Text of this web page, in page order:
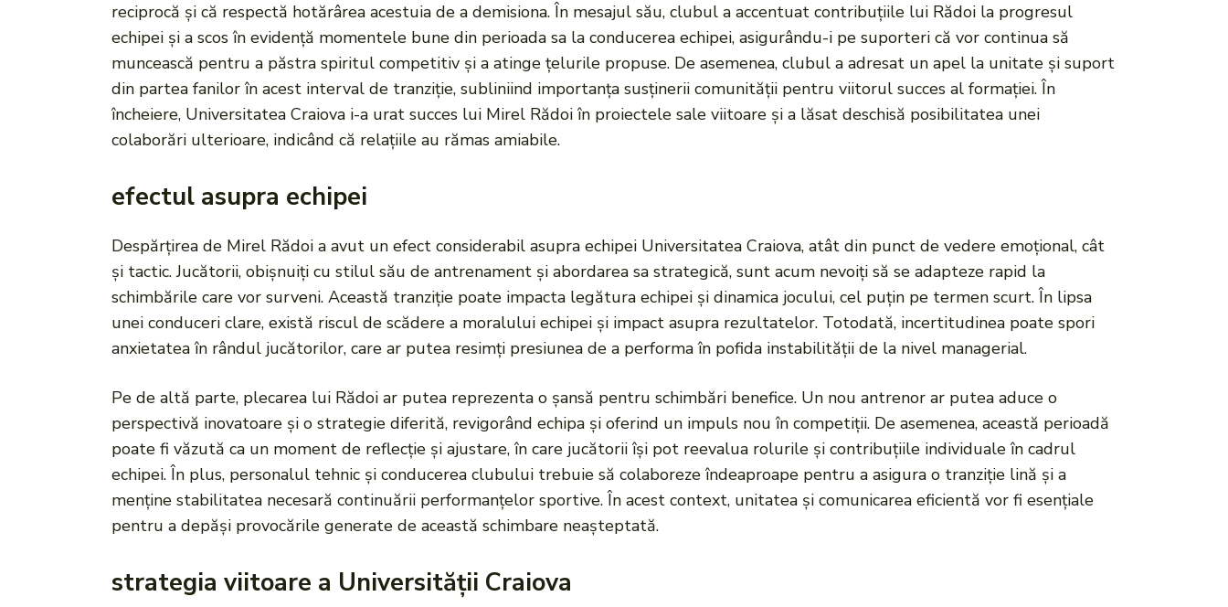
reciprocă și că respectă hotărârea acestuia de a demisiona. În mesajul său, clubul a accentuat contribuțiile lui Rădoi la progresul
echipei și a scos în evidență momentele bune din perioada sa la conducerea echipei, asigurându-i pe suporteri că vor continua să
muncească pentru a păstra spiritul competitiv și a atinge țelurile propuse. De asemenea, clubul a adresat un apel la unitate și suport
din partea fanilor în acest interval de tranziție, subliniind importanța susținerii comunității pentru viitorul succes al formației. În
încheiere, Universitatea Craiova i-a urat succes lui Mirel Rădoi în proiectele sale viitoare și a lăsat deschisă posibilitatea unei
colaborări ulterioare, indicând că relațiile au rămas amiabile.
efectul asupra echipei
Despărțirea de Mirel Rădoi a avut un efect considerabil asupra echipei Universitatea Craiova, atât din punct de vedere emoțional, cât
și tactic. Jucătorii, obișnuiți cu stilul său de antrenament și abordarea sa strategică, sunt acum nevoiți să se adapteze rapid la
schimbările care vor surveni. Această tranziție poate impacta legătura echipei și dinamica jocului, cel puțin pe termen scurt. În lipsa
unei conduceri clare, există riscul de scădere a moralului echipei și impact asupra rezultatelor. Totodată, incertitudinea poate spori
anxietatea în rândul jucătorilor, care ar putea resimți presiunea de a performa în pofida instabilității de la nivel managerial.
Pe de altă parte, plecarea lui Rădoi ar putea reprezenta o șansă pentru schimbări benefice. Un nou antrenor ar putea aduce o
perspectivă inovatoare și o strategie diferită, revigorând echipa și oferind un impuls nou în competiții. De asemenea, această perioadă
poate fi văzută ca un moment de reflecție și ajustare, în care jucătorii își pot reevalua rolurile și contribuțiile individuale în cadrul
echipei. În plus, personalul tehnic și conducerea clubului trebuie să colaboreze îndeaproape pentru a asigura o tranziție lină și a
menține stabilitatea necesară continuării performanțelor sportive. În acest context, unitatea și comunicarea eficientă vor fi esențiale
pentru a depăși provocările generate de această schimbare neașteptată.
strategia viitoare a Universității Craiova